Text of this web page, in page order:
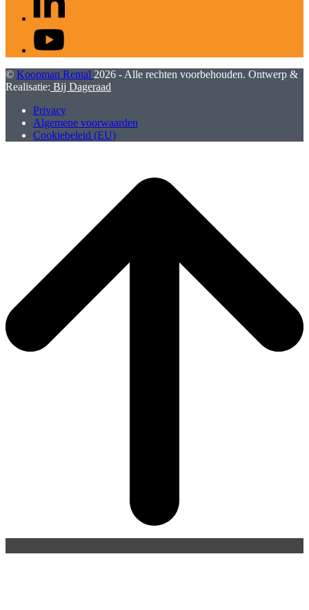
© Koopman Rental 2026 - Alle rechten voorbehouden. Ontwerp &
Realisatie: Bij Dageraad
Privacy
Algemene voorwaarden
Cookiebeleid (EU)